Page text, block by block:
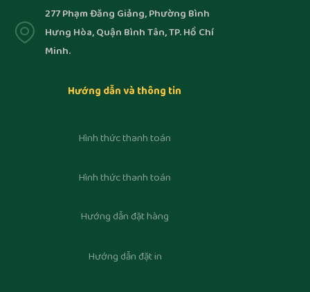
277 Phạm Đăng Giảng, Phường Bình
Hưng Hòa, Quận Bình Tân, TP. Hồ Chí
Minh.
Hướng dẫn và thông tin
Hình thức thanh toán
Hình thức thanh toán
Hướng dẫn đặt hàng
Hướng dẫn đặt in